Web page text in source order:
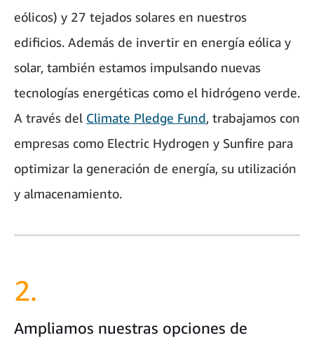
eólicos) y 27 tejados solares en nuestros
edificios. Además de invertir en energía eólica y
solar, también estamos impulsando nuevas
tecnologías energéticas como el hidrógeno verde.
A través del Climate Pledge Fund, trabajamos con
empresas como Electric Hydrogen y Sunfire para
optimizar la generación de energía, su utilización
y almacenamiento.
2.
Ampliamos nuestras opciones de